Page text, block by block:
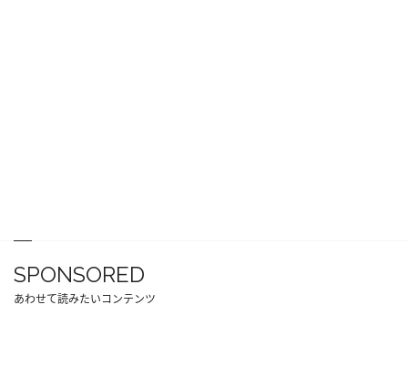
SPONSORED
あわせて読みたいコンテンツ